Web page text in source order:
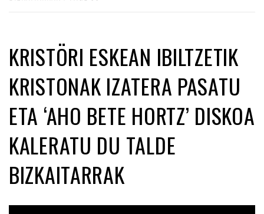
KRISTÖRI ESKEAN IBILTZETIK
KRISTONAK IZATERA PASATU
ETA ‘AHO BETE HORTZ’ DISKOA
KALERATU DU TALDE
BIZKAITARRAK